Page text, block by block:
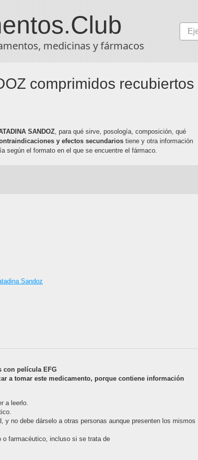
.Club
medicinas y fármacos
comprimidos recubiertos
SANDOZ, para qué sirve, posología, composición, qué
y efectos secundarios tiene y otra información
según el formato en el que se encuentre el fármaco.
Sandoz
con película EFG
a tomar este medicamento, porque contiene información
a leerlo.
no debe dárselo a otras personas aunque presenten los mismos
farmacéutico, incluso si se trata de